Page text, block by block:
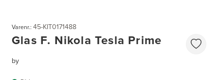
Varenr.: 45-KIT0171488
Glas F. Nikola Tesla Prime
by